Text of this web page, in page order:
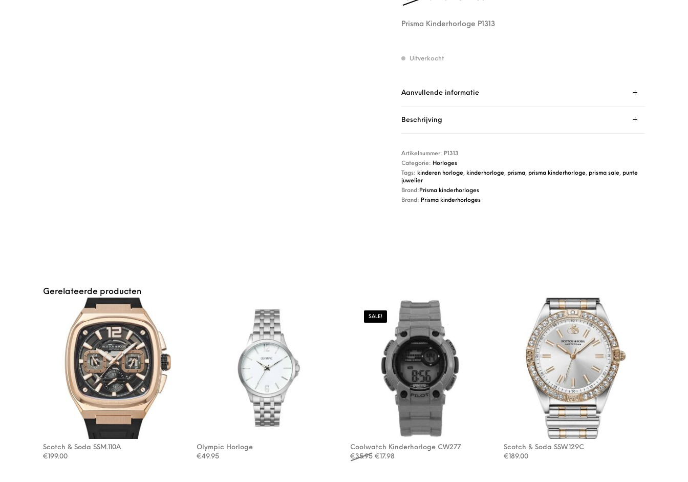
Prisma Kinderhorloge P1313
Uitverkocht
Aanvullende informatie
Beschrijving
Artikelnummer: P1313
Categorie: Horloges
Tags: kinderen horloge, kinderhorloge, prisma, prisma kinderhorloge, prisma sale, punte
juwelier
Brand: Prisma kinderhorloges
Brand: Prisma kinderhorloges
Gerelateerde producten
Scotch & Soda SSM.110A
€199.00
Olympic Horloge
€49.95
SALE!
Coolwatch Kinderhorloge CW277
€35.95 Oorspronkelijke prijs was: €35.95.
€17.98
Scotch & Soda SSW.129C
€189.00